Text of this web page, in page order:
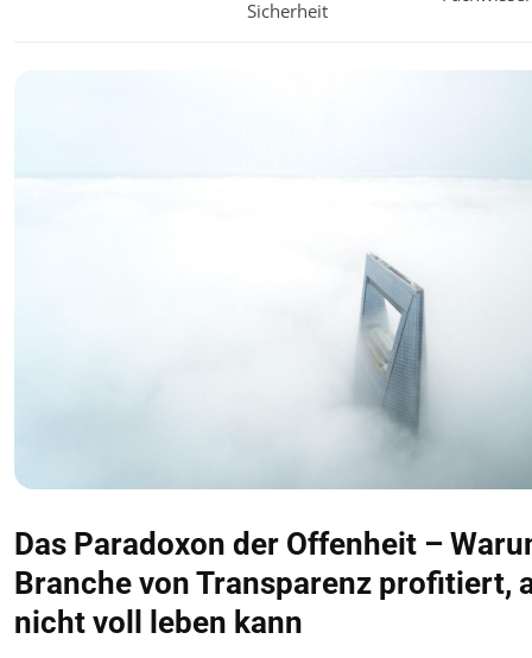
Sicherheit
Das Paradoxon der Offenheit –
Branche von Transparenz profitiert,
nicht voll leben kann